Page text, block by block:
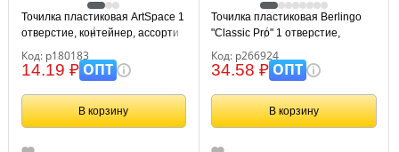
Точилка пластиковая ArtSpace 1
отверстие, контейнер, ассорти
Код: р180183
14.19 ₽ОПТ
В корзину
Точилка пластиковая Berlingo
"Classic Pro" 1 отверстие,
Код: р266924
34.58 ₽ОПТ
В корзину